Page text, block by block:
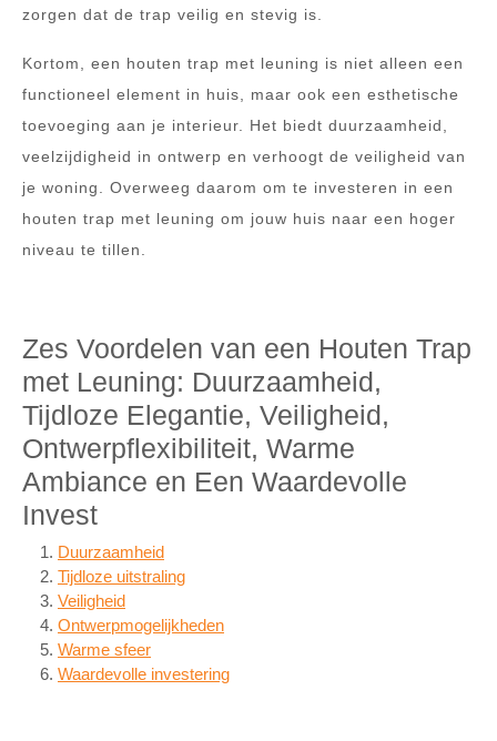
zorgen dat de trap veilig en stevig is.
Kortom, een houten trap met leuning is niet alleen een
functioneel element in huis, maar ook een esthetische
toevoeging aan je interieur. Het biedt duurzaamheid,
veelzijdigheid in ontwerp en verhoogt de veiligheid van
je woning. Overweeg daarom om te investeren in een
houten trap met leuning om jouw huis naar een hoger
niveau te tillen.
Zes Voordelen van een Houten Trap
met Leuning: Duurzaamheid,
Tijdloze Elegantie, Veiligheid,
Ontwerpflexibiliteit, Warme
Ambiance en Een Waardevolle
Invest
Duurzaamheid
Tijdloze uitstraling
Veiligheid
Ontwerpmogelijkheden
Warme sfeer
Waardevolle investering